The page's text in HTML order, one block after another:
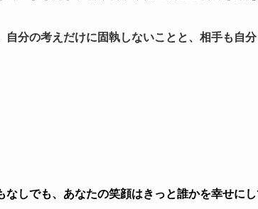
自分の考えだけに固執しないことと、相手も自
しでも、あなたの笑顔はきっと誰かを幸せに